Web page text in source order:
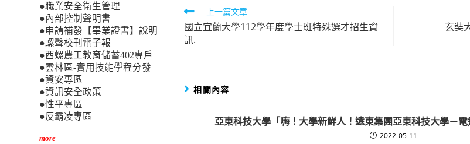
Read
more
articles
上一篇文章
國立宜蘭大學112學年度學士班特殊選才招生資
訊.
玄奘
相關內容
亞東科技大學「嗨！大學新鮮人！遠東集團亞東科技大學－
2022-05-11
●職業安全衛生管理
●內部控制聲明書
●申請補發【畢業證書】說明
●螺聲校刊電子報
●西螺農工教育儲蓄402專戶
●雲林區-實用技能學程分發
●資安專區
●資訊安全政策
●性平專區
●反霸凌專區
more